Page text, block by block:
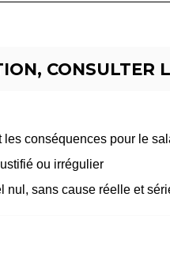
CONSULTER
conséquences pour le
ou irrégulier
nul, sans cause réelle et